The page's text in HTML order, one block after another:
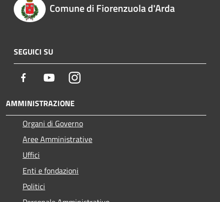
Comune di Fiorenzuola d'Arda
SEGUICI SU
Facebook YoutubeInstagram
AMMINISTRAZIONE
Organi di Governo
Aree Amministrative
Uffici
Enti e fondazioni
Politici